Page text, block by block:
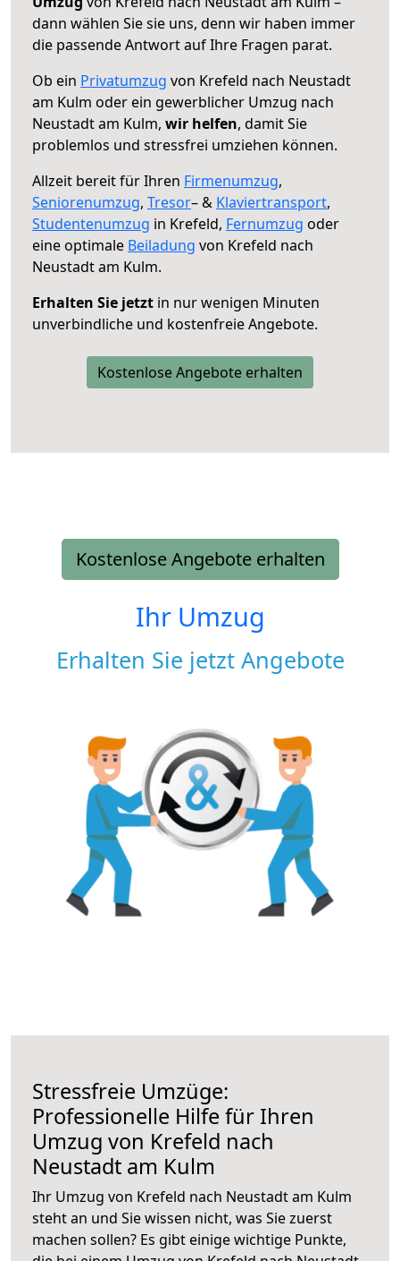
dann wählen Sie sie uns, denn wir haben immer
die passende Antwort auf Ihre Fragen parat.
Ob ein Privatumzug von Krefeld nach Neustadt
am Kulm oder ein gewerblicher Umzug nach
Neustadt am Kulm, wir helfen, damit Sie
problemlos und stressfrei umziehen können.
Allzeit bereit für Ihren Firmenumzug,
Seniorenumzug, Tresor– & Klaviertransport,
Studentenumzug in Krefeld, Fernumzug oder
eine optimale Beiladung von Krefeld nach
Neustadt am Kulm.
Erhalten Sie jetzt in nur wenigen Minuten
unverbindliche und kostenfreie Angebote.
Kostenlose Angebote erhalten
Kostenlose Angebote erhalten
Ihr Umzug
Erhalten Sie jetzt Angebote
Stressfreie Umzüge:
Professionelle Hilfe für Ihren
Umzug von Krefeld nach
Neustadt am Kulm
Ihr Umzug von Krefeld nach Neustadt am Kulm
steht an und Sie wissen nicht, was Sie zuerst
machen sollen? Es gibt einige wichtige Punkte,